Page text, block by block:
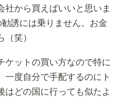
社から買えばいいと思いま
誘には乗りません。お金
笑）
ケットの買い方なので特に
一度自分で手配するのにト
はどの国に行っても似たよ